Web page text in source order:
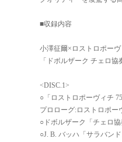
■収録内容
小澤征爾×ロストロポーヴ
「ドボルザーク チェロ協
<DISC.1>
○「ロストロポーヴィチ
プロローグ:ロストロポー
○ドボルザーク「チェロ協
○J. B. バッハ「サラバンド